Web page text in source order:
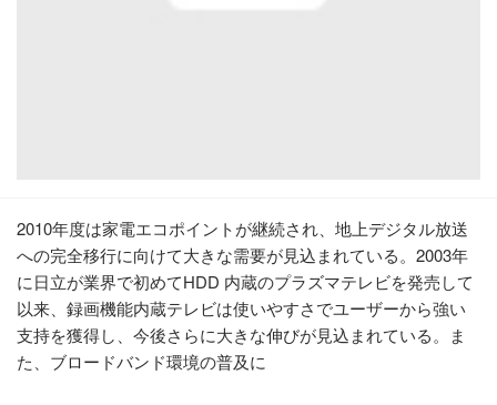
2010年度は家電エコポイントが継続され、地上デジタル放送
への完全移行に向けて大きな需要が見込まれている。2003年
に日立が業界で初めてHDD 内蔵のプラズマテレビを発売して
以来、録画機能内蔵テレビは使いやすさでユーザーから強い
支持を獲得し、今後さらに大きな伸びが見込まれている。ま
た、ブロードバンド環境の普及に